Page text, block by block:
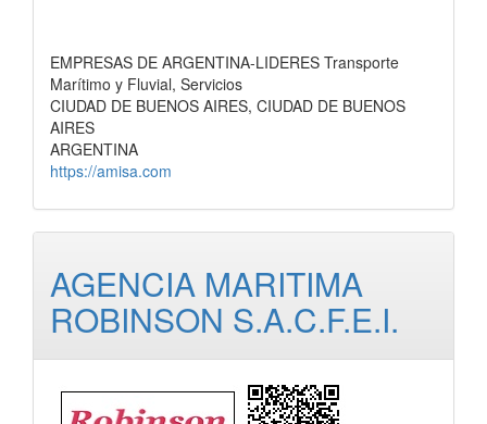
EMPRESAS DE ARGENTINA-LIDERES Transporte
Marítimo y Fluvial, Servicios
CIUDAD DE BUENOS AIRES, CIUDAD DE BUENOS
AIRES
ARGENTINA
https://amisa.com
AGENCIA MARITIMA
ROBINSON S.A.C.F.E.I.